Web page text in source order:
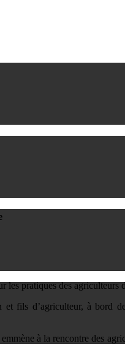
pratiques des
fils d’agriculteur, à bord
à la rencontre des